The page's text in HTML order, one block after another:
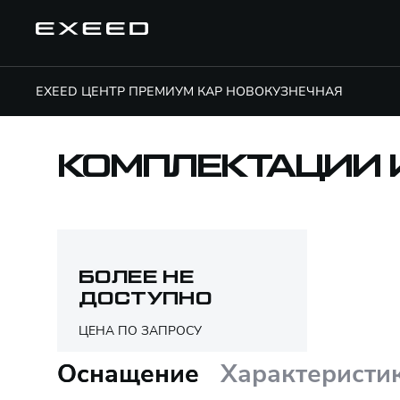
EXEED ЦЕНТР ПРЕМИУМ КАР НОВОКУЗНЕЧНАЯ
КОМПЛЕКТАЦИИ
БОЛЕЕ НЕ
ДОСТУПНО
ЦЕНА ПО ЗАПРОСУ
Оснащение